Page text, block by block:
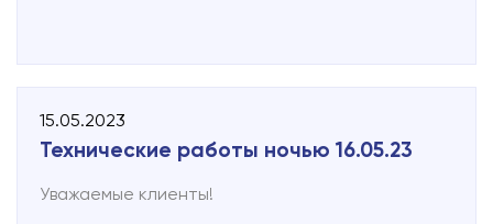
15.05.2023
Технические работы ночью 16.05.23
Уважаемые клиенты!